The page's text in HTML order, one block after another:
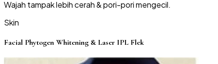
Wajah tampak lebih cerah & pori-pori mengecil.
Skin
Facial Phytogen Whitening & Laser IPL Flek